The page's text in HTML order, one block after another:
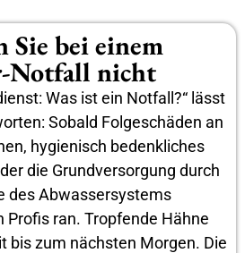
Sie bei einem
Notfall nicht
Was ist ein Notfall?“ lässt
Sobald Folgeschäden an
hygienisch bedenkliches
die Grundversorgung durch
des Abwassersystems
Profis ran. Tropfende Hähne
bis zum nächsten Morgen. Die